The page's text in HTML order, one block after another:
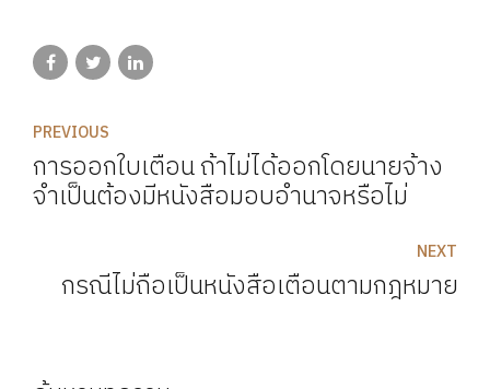
PREVIOUS
การออกใบเตือน ถ้าไม่ได้ออกโดยนายจ้าง
จำเป็นต้องมีหนังสือมอบอำนาจหรือไม่
NEXT
กรณีไม่ถือเป็นหนังสือเตือนตามกฎหมาย